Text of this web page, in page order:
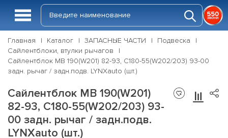
Главная Каталог ЗАПАСНЫЕ ЧАСТИ
Подвеска
Сайлентблоки, втулки рычагов
Сайлентблок MB 190(W201) 82-93, C180-55(W202/203) 93-00
задн. рычаг / задн.подв. LYNXauto (шт.)
Сайлентблок MB 190(W201)
82-93, C180-55(W202/203) 93-
00 задн. рычаг / задн.подв.
LYNXauto (шт.)